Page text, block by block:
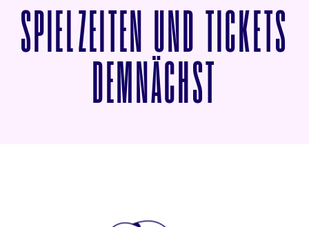
SPIELZEITEN UND TICKETS
DEMNÄCHST